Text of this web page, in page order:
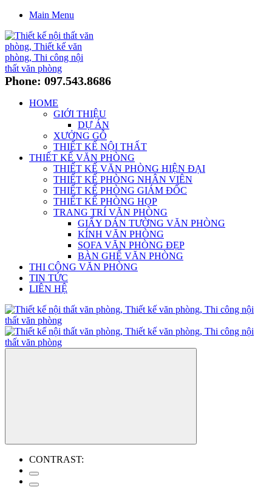
Main Menu
Phone: 097.543.8686
HOME
GIỚI THIỆU
DỰ ÁN
XƯỞNG GỖ
THIẾT KẾ NỘI THẤT
THIẾT KẾ VĂN PHÒNG
THIẾT KẾ VĂN PHÒNG HIỆN ĐẠI
THIẾT KẾ PHÒNG NHÂN VIÊN
THIẾT KẾ PHÒNG GIÁM ĐỐC
THIẾT KẾ PHÒNG HỌP
TRANG TRÍ VĂN PHÒNG
GIẤY DÁN TƯỜNG VĂN PHÒNG
KÍNH VĂN PHÒNG
SOFA VĂN PHÒNG ĐẸP
BÀN GHẾ VĂN PHÒNG
THI CÔNG VĂN PHÒNG
TIN TỨC
LIÊN HỆ
CONTRAST: